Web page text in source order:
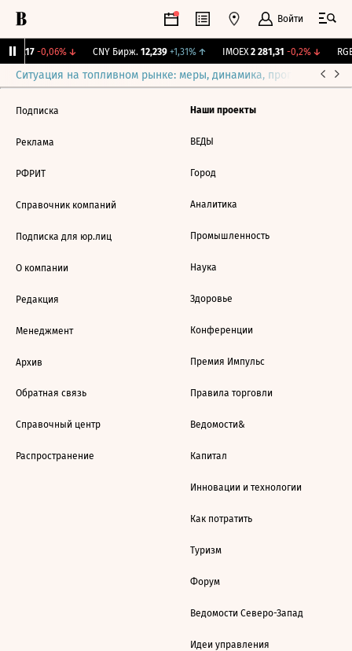
Войти
115,17 -0,06%↓ CNY Бирж. 12,239 +1,31%↑ IMOEX 2 281,31 -0,2%↓
Ситуация на топливном рынке: меры, динамика, прогнозы
Подписка
Реклама
РФРИТ
Справочник компаний
Подписка для юр.лиц
О компании
Редакция
Менеджмент
Архив
Обратная связь
Справочный центр
Распространение
Наши проекты
ВЕДЫ
Город
Аналитика
Промышленность
Наука
Здоровье
Конференции
Премия Импульс
Правила торговли
Ведомости&
Капитал
Инновации и технологии
Как потратить
Туризм
Форум
Ведомости Северо-Запад
Идеи управления